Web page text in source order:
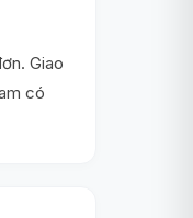
Giao
có